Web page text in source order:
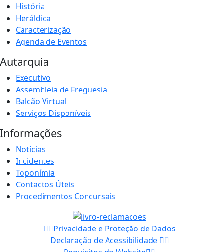
História
Heráldica
Caracterização
Agenda de Eventos
Autarquia
Executivo
Assembleia de Freguesia
Balcão Virtual
Serviços Disponíveis
Informações
Notícias
Incidentes
Toponímia
Contactos Úteis
Procedimentos Concursais
Privacidade e Proteção de Dados
Declaração de Acessibilidade